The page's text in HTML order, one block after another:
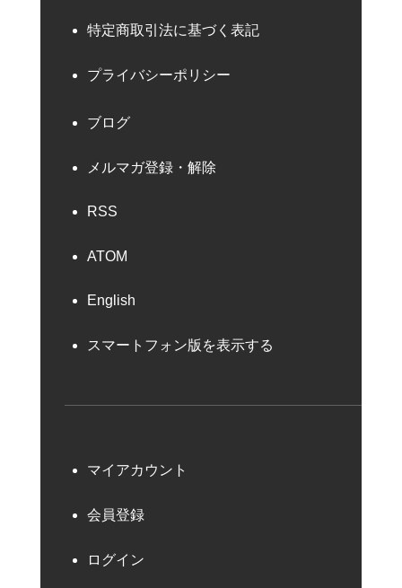
特定商取引法に基づく表記
プライバシーポリシー
ブログ
メルマガ登録・解除
RSS
ATOM
English
スマートフォン版を表示する
マイアカウント
会員登録
ログイン